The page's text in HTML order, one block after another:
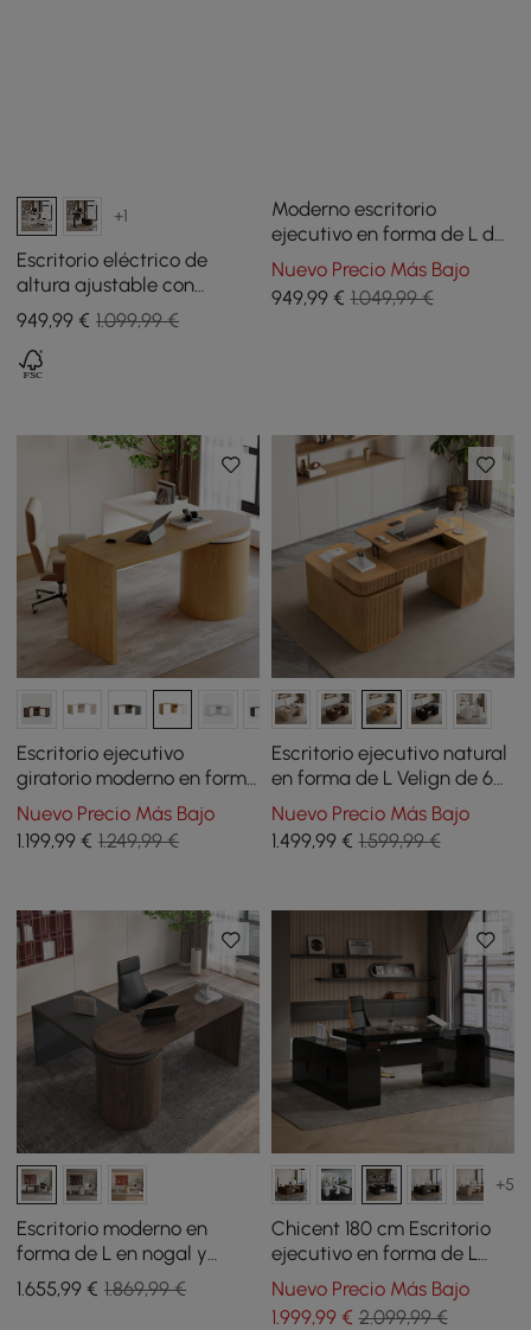
+1
Escritorio eléctrico de
altura ajustable con
almacenamiento lateral -
blanco
949,99 € 1.099,99 €
Moderno escritorio
ejecutivo en forma de L de
152,4 cm en negro y nogal
con archivador móvil
Nuevo Precio Más Bajo
949,99€ 1.049,99 €
Escritorio ejecutivo
giratorio moderno en forma
de L con armario y 2
cajones (1520 mm)
Nuevo Precio Más Bajo
1.199,99 € 1.249,99 €
Escritorio ejecutivo natural
en forma de L Velign de 65"
con armario lateral
derecho
Nuevo Precio Más Bajo
1.499,99€ 1.599,99 €
Escritorio moderno en
forma de L en nogal y
cuero reclinable, silla
giratoria ajustable
1.655,99 € 1.869,99 €
+5
Chicent 180 cm Escritorio
ejecutivo en forma de L
negro con retorno a la
derecha
Nuevo Precio Más Bajo
1.999,99€ 2.099,99 €